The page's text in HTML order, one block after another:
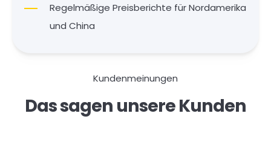
Regelmäßige Preisberichte für Nordamerika
und China
Kundenmeinungen
Das sagen unsere Kunden